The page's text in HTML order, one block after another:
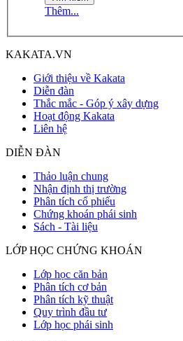
Thêm...
KAKATA.VN
Giới thiệu về Kakata
Diễn đàn
Thắc mắc - Góp ý xây dựng
Hoạt động Kakata
Liên hệ
DIỄN ĐÀN
Thảo luận chung
Nhận định thị trường
Phân tích cổ phiếu
Chứng khoán phái sinh
Sách - Tài liệu
LỚP HỌC CHỨNG KHOÁN
Lớp học căn bản
Phân tích cơ bản
Phân tích kỹ thuật
Quy trình đầu tư
Lớp học phái sinh